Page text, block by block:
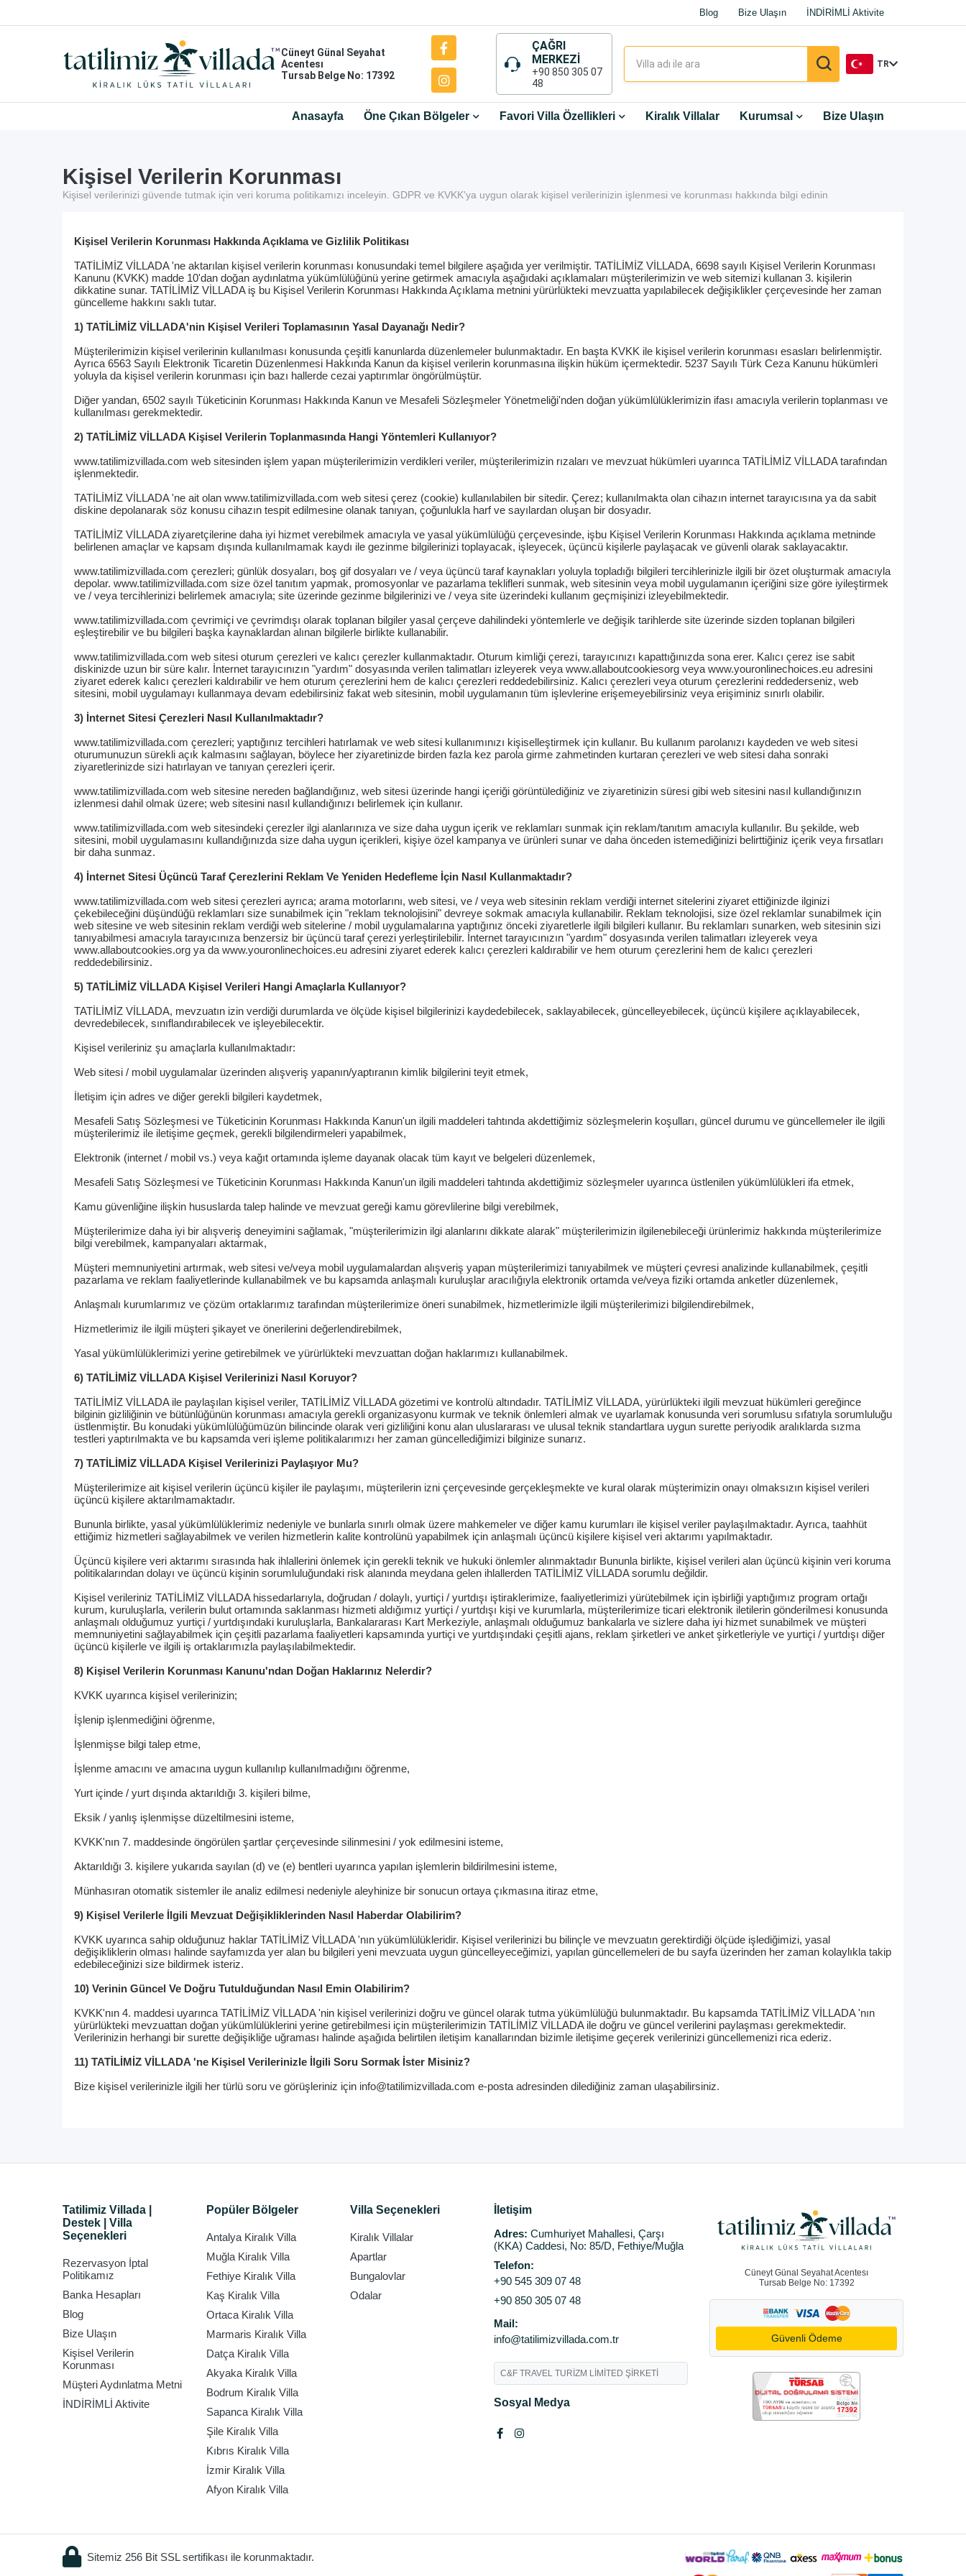
Blog Bize Ulaşın İNDİRİMLİ Aktivite
Cüneyt Günal Seyahat
Acentesı
Tursab Belge No: 17392
ÇAĞRI
MERKEZİ
+90 850 305 07
48
TR
Anasayfa Öne Çıkan Bölgeler Favori Villa Özellikleri Kiralık Villalar Kurumsal Bize Ulaşın
Kişisel Verilerin Korunması
Kişisel verilerinizi güvende tutmak için veri koruma politikamızı inceleyin. GDPR ve KVKK'ya uygun olarak kişisel verilerinizin işlenmesi ve korunması hakkında bilgi edinin
Kişisel Verilerin Korunması Hakkında Açıklama ve Gizlilik Politikası
TATİLİMİZ VİLLADA 'ne aktarılan kişisel verilerin korunması konusundaki temel bilgilere aşağıda yer verilmiştir. TATİLİMİZ VİLLADA, 6698 sayılı Kişisel Verilerin Korunması
Kanunu (KVKK) madde 10'dan doğan aydınlatma yükümlülüğünü yerine getirmek amacıyla aşağıdaki açıklamaları müşterilerimizin ve web sitemizi kullanan 3. kişilerin
dikkatine sunar. TATİLİMİZ VİLLADA iş bu Kişisel Verilerin Korunması Hakkında Açıklama metnini yürürlükteki mevzuatta yapılabilecek değişiklikler çerçevesinde her zaman
güncelleme hakkını saklı tutar.
1) TATİLİMİZ VİLLADA'nin Kişisel Verileri Toplamasının Yasal Dayanağı Nedir?
Müşterilerimizin kişisel verilerinin kullanılması konusunda çeşitli kanunlarda düzenlemeler bulunmaktadır. En başta KVKK ile kişisel verilerin korunması esasları belirlenmiştir.
Ayrıca 6563 Sayılı Elektronik Ticaretin Düzenlenmesi Hakkında Kanun da kişisel verilerin korunmasına ilişkin hüküm içermektedir. 5237 Sayılı Türk Ceza Kanunu hükümleri
yoluyla da kişisel verilerin korunması için bazı hallerde cezai yaptırımlar öngörülmüştür.
Diğer yandan, 6502 sayılı Tüketicinin Korunması Hakkında Kanun ve Mesafeli Sözleşmeler Yönetmeliği'nden doğan yükümlülüklerimizin ifası amacıyla verilerin toplanması ve
kullanılması gerekmektedir.
2) TATİLİMİZ VİLLADA Kişisel Verilerin Toplanmasında Hangi Yöntemleri Kullanıyor?
www.tatilimizvillada.com web sitesinden işlem yapan müşterilerimizin verdikleri veriler, müşterilerimizin rızaları ve mevzuat hükümleri uyarınca TATİLİMİZ VİLLADA tarafından
işlenmektedir.
TATİLİMİZ VİLLADA 'ne ait olan www.tatilimizvillada.com web sitesi çerez (cookie) kullanılabilen bir sitedir. Çerez; kullanılmakta olan cihazın internet tarayıcısına ya da sabit
diskine depolanarak söz konusu cihazın tespit edilmesine olanak tanıyan, çoğunlukla harf ve sayılardan oluşan bir dosyadır.
TATİLİMİZ VİLLADA ziyaretçilerine daha iyi hizmet verebilmek amacıyla ve yasal yükümlülüğü çerçevesinde, işbu Kişisel Verilerin Korunması Hakkında açıklama metninde
belirlenen amaçlar ve kapsam dışında kullanılmamak kaydı ile gezinme bilgilerinizi toplayacak, işleyecek, üçüncü kişilerle paylaşacak ve güvenli olarak saklayacaktır.
www.tatilimizvillada.com çerezleri; günlük dosyaları, boş gif dosyaları ve / veya üçüncü taraf kaynakları yoluyla topladığı bilgileri tercihlerinizle ilgili bir özet oluşturmak amacıyla
depolar. www.tatilimizvillada.com size özel tanıtım yapmak, promosyonlar ve pazarlama teklifleri sunmak, web sitesinin veya mobil uygulamanın içeriğini size göre iyileştirmek
ve / veya tercihlerinizi belirlemek amacıyla; site üzerinde gezinme bilgilerinizi ve / veya site üzerindeki kullanım geçmişinizi izleyebilmektedir.
www.tatilimizvillada.com çevrimiçi ve çevrimdışı olarak toplanan bilgiler yasal çerçeve dahilindeki yöntemlerle ve değişik tarihlerde site üzerinde sizden toplanan bilgileri
eşleştirebilir ve bu bilgileri başka kaynaklardan alınan bilgilerle birlikte kullanabilir.
www.tatilimizvillada.com web sitesi oturum çerezleri ve kalıcı çerezler kullanmaktadır. Oturum kimliği çerezi, tarayıcınızı kapattığınızda sona erer. Kalıcı çerez ise sabit
diskinizde uzun bir süre kalır. İnternet tarayıcınızın "yardım" dosyasında verilen talimatları izleyerek veya www.allaboutcookiesorg veya www.youronlinechoices.eu adresini
ziyaret ederek kalıcı çerezleri kaldırabilir ve hem oturum çerezlerini hem de kalıcı çerezleri reddedebilirsiniz. Kalıcı çerezleri veya oturum çerezlerini reddederseniz, web
sitesini, mobil uygulamayı kullanmaya devam edebilirsiniz fakat web sitesinin, mobil uygulamanın tüm işlevlerine erişemeyebilirsiniz veya erişiminiz sınırlı olabilir.
3) İnternet Sitesi Çerezleri Nasıl Kullanılmaktadır?
www.tatilimizvillada.com çerezleri; yaptığınız tercihleri hatırlamak ve web sitesi kullanımınızı kişiselleştirmek için kullanır. Bu kullanım parolanızı kaydeden ve web sitesi
oturumunuzun sürekli açık kalmasını sağlayan, böylece her ziyaretinizde birden fazla kez parola girme zahmetinden kurtaran çerezleri ve web sitesi daha sonraki
ziyaretlerinizde sizi hatırlayan ve tanıyan çerezleri içerir.
www.tatilimizvillada.com web sitesine nereden bağlandığınız, web sitesi üzerinde hangi içeriği görüntülediğiniz ve ziyaretinizin süresi gibi web sitesini nasıl kullandığınızın
izlenmesi dahil olmak üzere; web sitesini nasıl kullandığınızı belirlemek için kullanır.
www.tatilimizvillada.com web sitesindeki çerezler ilgi alanlarınıza ve size daha uygun içerik ve reklamları sunmak için reklam/tanıtım amacıyla kullanılır. Bu şekilde, web
sitesini, mobil uygulamasını kullandığınızda size daha uygun içerikleri, kişiye özel kampanya ve ürünleri sunar ve daha önceden istemediğinizi belirttiğiniz içerik veya fırsatları
bir daha sunmaz.
4) İnternet Sitesi Üçüncü Taraf Çerezlerini Reklam Ve Yeniden Hedefleme İçin Nasıl Kullanmaktadır?
www.tatilimizvillada.com web sitesi çerezleri ayrıca; arama motorlarını, web sitesi, ve / veya web sitesinin reklam verdiği internet sitelerini ziyaret ettiğinizde ilginizi
çekebileceğini düşündüğü reklamları size sunabilmek için "reklam teknolojisini" devreye sokmak amacıyla kullanabilir. Reklam teknolojisi, size özel reklamlar sunabilmek için
web sitesine ve web sitesinin reklam verdiği web sitelerine / mobil uygulamalarına yaptığınız önceki ziyaretlerle ilgili bilgileri kullanır. Bu reklamları sunarken, web sitesinin sizi
tanıyabilmesi amacıyla tarayıcınıza benzersiz bir üçüncü taraf çerezi yerleştirilebilir. İnternet tarayıcınızın "yardım" dosyasında verilen talimatları izleyerek veya
www.allaboutcookies.org ya da www.youronlinechoices.eu adresini ziyaret ederek kalıcı çerezleri kaldırabilir ve hem oturum çerezlerini hem de kalıcı çerezleri
reddedebilirsiniz.
5) TATİLİMİZ VİLLADA Kişisel Verileri Hangi Amaçlarla Kullanıyor?
TATİLİMİZ VİLLADA, mevzuatın izin verdiği durumlarda ve ölçüde kişisel bilgilerinizi kaydedebilecek, saklayabilecek, güncelleyebilecek, üçüncü kişilere açıklayabilecek,
devredebilecek, sınıflandırabilecek ve işleyebilecektir.
Kişisel verileriniz şu amaçlarla kullanılmaktadır:
Web sitesi / mobil uygulamalar üzerinden alışveriş yapanın/yaptıranın kimlik bilgilerini teyit etmek,
İletişim için adres ve diğer gerekli bilgileri kaydetmek,
Mesafeli Satış Sözleşmesi ve Tüketicinin Korunması Hakkında Kanun'un ilgili maddeleri tahtında akdettiğimiz sözleşmelerin koşulları, güncel durumu ve güncellemeler ile ilgili
müşterilerimiz ile iletişime geçmek, gerekli bilgilendirmeleri yapabilmek,
Elektronik (internet / mobil vs.) veya kağıt ortamında işleme dayanak olacak tüm kayıt ve belgeleri düzenlemek,
Mesafeli Satış Sözleşmesi ve Tüketicinin Korunması Hakkında Kanun'un ilgili maddeleri tahtında akdettiğimiz sözleşmeler uyarınca üstlenilen yükümlülükleri ifa etmek,
Kamu güvenliğine ilişkin hususlarda talep halinde ve mevzuat gereği kamu görevlilerine bilgi verebilmek,
Müşterilerimize daha iyi bir alışveriş deneyimini sağlamak, "müşterilerimizin ilgi alanlarını dikkate alarak" müşterilerimizin ilgilenebileceği ürünlerimiz hakkında müşterilerimize
bilgi verebilmek, kampanyaları aktarmak,
Müşteri memnuniyetini artırmak, web sitesi ve/veya mobil uygulamalardan alışveriş yapan müşterilerimizi tanıyabilmek ve müşteri çevresi analizinde kullanabilmek, çeşitli
pazarlama ve reklam faaliyetlerinde kullanabilmek ve bu kapsamda anlaşmalı kuruluşlar aracılığıyla elektronik ortamda ve/veya fiziki ortamda anketler düzenlemek,
Anlaşmalı kurumlarımız ve çözüm ortaklarımız tarafından müşterilerimize öneri sunabilmek, hizmetlerimizle ilgili müşterilerimizi bilgilendirebilmek,
Hizmetlerimiz ile ilgili müşteri şikayet ve önerilerini değerlendirebilmek,
Yasal yükümlülüklerimizi yerine getirebilmek ve yürürlükteki mevzuattan doğan haklarımızı kullanabilmek.
6) TATİLİMİZ VİLLADA Kişisel Verilerinizi Nasıl Koruyor?
TATİLİMİZ VİLLADA ile paylaşılan kişisel veriler, TATİLİMİZ VİLLADA gözetimi ve kontrolü altındadır. TATİLİMİZ VİLLADA, yürürlükteki ilgili mevzuat hükümleri gereğince
bilginin gizliliğinin ve bütünlüğünün korunması amacıyla gerekli organizasyonu kurmak ve teknik önlemleri almak ve uyarlamak konusunda veri sorumlusu sıfatıyla sorumluluğu
üstlenmiştir. Bu konudaki yükümlülüğümüzün bilincinde olarak veri gizliliğini konu alan uluslararası ve ulusal teknik standartlara uygun surette periyodik aralıklarda sızma
testleri yaptırılmakta ve bu kapsamda veri işleme politikalarımızı her zaman güncellediğimizi bilginize sunarız.
7) TATİLİMİZ VİLLADA Kişisel Verilerinizi Paylaşıyor Mu?
Müşterilerimize ait kişisel verilerin üçüncü kişiler ile paylaşımı, müşterilerin izni çerçevesinde gerçekleşmekte ve kural olarak müşterimizin onayı olmaksızın kişisel verileri
üçüncü kişilere aktarılmamaktadır.
Bununla birlikte, yasal yükümlülüklerimiz nedeniyle ve bunlarla sınırlı olmak üzere mahkemeler ve diğer kamu kurumları ile kişisel veriler paylaşılmaktadır. Ayrıca, taahhüt
ettiğimiz hizmetleri sağlayabilmek ve verilen hizmetlerin kalite kontrolünü yapabilmek için anlaşmalı üçüncü kişilere kişisel veri aktarımı yapılmaktadır.
Üçüncü kişilere veri aktarımı sırasında hak ihlallerini önlemek için gerekli teknik ve hukuki önlemler alınmaktadır Bununla birlikte, kişisel verileri alan üçüncü kişinin veri koruma
politikalarından dolayı ve üçüncü kişinin sorumluluğundaki risk alanında meydana gelen ihlallerden TATİLİMİZ VİLLADA sorumlu değildir.
Kişisel verileriniz TATİLİMİZ VİLLADA hissedarlarıyla, doğrudan / dolaylı, yurtiçi / yurtdışı iştiraklerimize, faaliyetlerimizi yürütebilmek için işbirliği yaptığımız program ortağı
kurum, kuruluşlarla, verilerin bulut ortamında saklanması hizmeti aldığımız yurtiçi / yurtdışı kişi ve kurumlarla, müşterilerimize ticari elektronik iletilerin gönderilmesi konusunda
anlaşmalı olduğumuz yurtiçi / yurtdışındaki kuruluşlarla, Bankalararası Kart Merkeziyle, anlaşmalı olduğumuz bankalarla ve sizlere daha iyi hizmet sunabilmek ve müşteri
memnuniyetini sağlayabilmek için çeşitli pazarlama faaliyetleri kapsamında yurtiçi ve yurtdışındaki çeşitli ajans, reklam şirketleri ve anket şirketleriyle ve yurtiçi / yurtdışı diğer
üçüncü kişilerle ve ilgili iş ortaklarımızla paylaşılabilmektedir.
8) Kişisel Verilerin Korunması Kanunu'ndan Doğan Haklarınız Nelerdir?
KVKK uyarınca kişisel verilerinizin;
İşlenip işlenmediğini öğrenme,
İşlenmişse bilgi talep etme,
İşlenme amacını ve amacına uygun kullanılıp kullanılmadığını öğrenme,
Yurt içinde / yurt dışında aktarıldığı 3. kişileri bilme,
Eksik / yanlış işlenmişse düzeltilmesini isteme,
KVKK'nın 7. maddesinde öngörülen şartlar çerçevesinde silinmesini / yok edilmesini isteme,
Aktarıldığı 3. kişilere yukarıda sayılan (d) ve (e) bentleri uyarınca yapılan işlemlerin bildirilmesini isteme,
Münhasıran otomatik sistemler ile analiz edilmesi nedeniyle aleyhinize bir sonucun ortaya çıkmasına itiraz etme,
9) Kişisel Verilerle İlgili Mevzuat Değişikliklerinden Nasıl Haberdar Olabilirim?
KVKK uyarınca sahip olduğunuz haklar TATİLİMİZ VİLLADA 'nın yükümlülükleridir. Kişisel verilerinizi bu bilinçle ve mevzuatın gerektirdiği ölçüde işlediğimizi, yasal
değişikliklerin olması halinde sayfamızda yer alan bu bilgileri yeni mevzuata uygun güncelleyeceğimizi, yapılan güncellemeleri de bu sayfa üzerinden her zaman kolaylıkla takip
edebileceğinizi size bildirmek isteriz.
10) Verinin Güncel Ve Doğru Tutulduğundan Nasıl Emin Olabilirim?
KVKK'nın 4. maddesi uyarınca TATİLİMİZ VİLLADA 'nin kişisel verilerinizi doğru ve güncel olarak tutma yükümlülüğü bulunmaktadır. Bu kapsamda TATİLİMİZ VİLLADA 'nın
yürürlükteki mevzuattan doğan yükümlülüklerini yerine getirebilmesi için müşterilerimizin TATİLİMİZ VİLLADA ile doğru ve güncel verilerini paylaşması gerekmektedir.
Verilerinizin herhangi bir surette değişikliğe uğraması halinde aşağıda belirtilen iletişim kanallarından bizimle iletişime geçerek verilerinizi güncellemenizi rica ederiz.
11) TATİLİMİZ VİLLADA 'ne Kişisel Verilerinizle İlgili Soru Sormak İster Misiniz?
Bize kişisel verilerinizle ilgili her türlü soru ve görüşleriniz için info@tatilimizvillada.com e-posta adresinden dilediğiniz zaman ulaşabilirsiniz.
Tatilimiz Villada |
Destek | Villa
Seçenekleri
Rezervasyon İptal
Politikamız
Banka Hesapları
Blog
Bize Ulaşın
Kişisel Verilerin
Korunması
Müşteri Aydınlatma Metni
İNDİRİMLİ Aktivite
Popüler Bölgeler
Antalya Kiralık Villa
Muğla Kiralık Villa
Fethiye Kiralık Villa
Kaş Kiralık Villa
Ortaca Kiralık Villa
Marmaris Kiralık Villa
Datça Kiralık Villa
Akyaka Kiralık Villa
Bodrum Kiralık Villa
Sapanca Kiralık Villa
Şile Kiralık Villa
Kıbrıs Kiralık Villa
İzmir Kiralık Villa
Afyon Kiralık Villa
Villa Seçenekleri
Kiralık Villalar
Apartlar
Bungalovlar
Odalar
İletişim
Adres: Cumhuriyet Mahallesi, Çarşı
(KKA) Caddesi, No: 85/D, Fethiye/Muğla
Telefon:
+90 545 309 07 48
+90 850 305 07 48
Mail:
info@tatilimizvillada.com.tr
C&F TRAVEL TURİZM LİMİTED ŞİRKETİ
Sosyal Medya
Cüneyt Günal Seyahat Acentesı
Tursab Belge No: 17392
Güvenli Ödeme
Sitemiz 256 Bit SSL sertifikası ile korunmaktadır.